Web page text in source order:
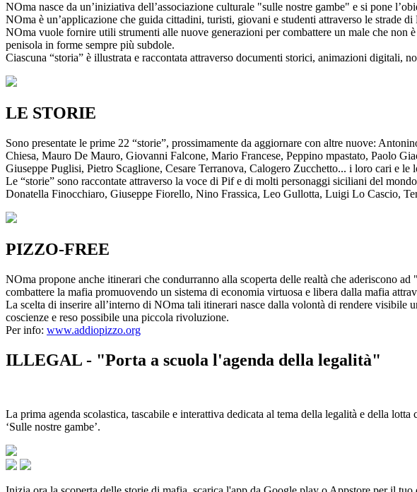
NOma nasce da un’iniziativa dell’associazione culturale "sulle nostre gambe" e si pone
NOma è un’applicazione che guida cittadini, turisti, giovani e studenti attraverso le strade
NOma vuole fornire utili strumenti alle nuove generazioni per combattere un male che non
penisola in forme sempre più subdole.
Ciascuna “storia” è illustrata e raccontata attraverso documenti storici, animazioni digitali,
LE STORIE
Sono presentate le prime 22 “storie”, prossimamente da aggiornare con altre nuove:
Chiesa, Mauro De Mauro, Giovanni Falcone, Mario Francese, Peppino mpastato, Paolo
Giuseppe Puglisi, Pietro Scaglione, Cesare Terranova, Calogero Zucchetto... i loro cari e le
Le “storie” sono raccontate attraverso la voce di Pif e di molti personaggi siciliani del
Donatella Finocchiaro, Giuseppe Fiorello, Nino Frassica, Leo Gullotta, Luigi Lo Cascio,
PIZZO-FREE
NOma propone anche itinerari che condurranno alla scoperta delle realtà che aderiscono
combattere la mafia promuovendo un sistema di economia virtuosa e libera dalla mafia
La scelta di inserire all’interno di NOma tali itinerari nasce dalla volontà di rendere
coscienze e reso possibile una piccola rivoluzione.
Per info: www.addiopizzo.org
ILLEGAL - "Porta a scuola l'agenda della legalità"
La prima agenda scolastica, tascabile e interattiva dedicata al tema della legalità e della
‘Sulle nostre gambe’.